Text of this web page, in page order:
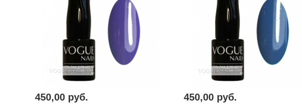
450,00 руб. 450,00 руб.